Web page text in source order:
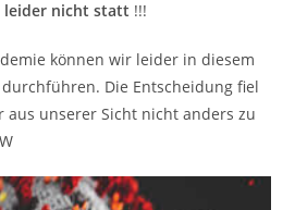
nicht statt !!!
können wir leider in diesem
Die Entscheidung fiel
unserer Sicht nicht anders zu